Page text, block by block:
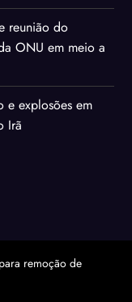
reunião do
ONU em meio a
e explosões em
Irã
remoção de